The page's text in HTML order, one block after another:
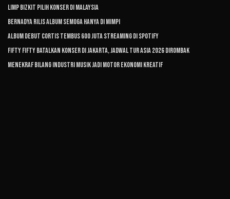
Limp Bizkit Pilih Konser di Malaysia
Bernadya Rilis Album Semoga Hanya di Mimpi
Album Debut CORTIS Tembus 600 Juta Streaming di Spotify
FIFTY FIFTY Batalkan Konser di Jakarta, Jadwal Tur Asia 2026 Dirombak
Menekraf Bilang Industri Musik Jadi Motor Ekonomi Kreatif